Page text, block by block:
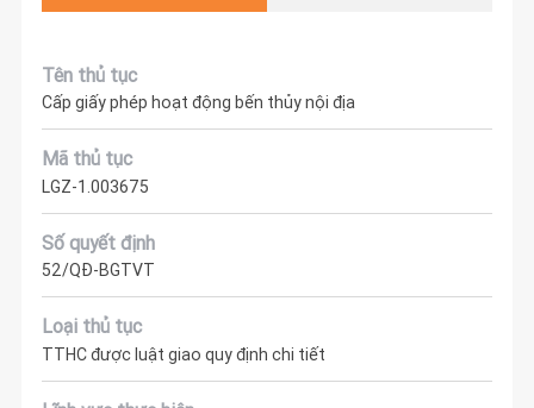
Tên thủ tục
Cấp giấy phép hoạt động bến thủy nội địa
Mã thủ tục
LGZ-1.003675
Số quyết định
52/QĐ-BGTVT
Loại thủ tục
TTHC được luật giao quy định chi tiết